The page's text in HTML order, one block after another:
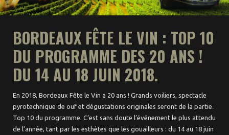
BORDEAUX FÊTE LE VIN : TOP 10
DU PROGRAMME DES 20 ANS !
DU 14 AU 18 JUIN 2018.
En 2018, Bordeaux Fête le Vin a 20 ans ! Grands voiliers, spectacle
pyrotechnique de ouf et dégustations originales seront de la partie.
Top 10 du programme. C’est sans doute l’événement le plus attendu
de l’année, tant par les esthètes que les gouailleurs : du 14 au 18 juin